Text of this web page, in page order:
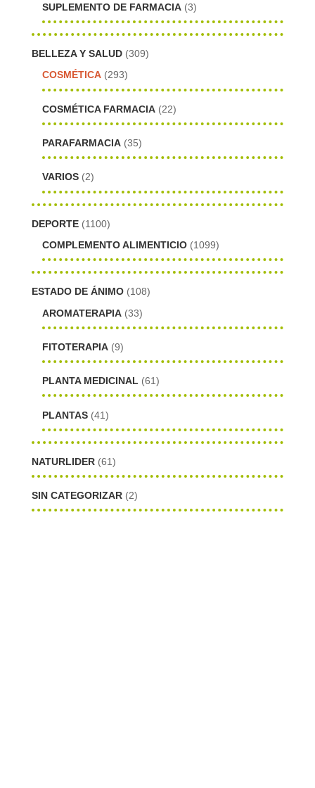
SUPLEMENTO DE FARMACIA (3)
BELLEZA Y SALUD (309)
COSMÉTICA (293)
COSMÉTICA FARMACIA (22)
PARAFARMACIA (35)
VARIOS (2)
DEPORTE (1100)
COMPLEMENTO ALIMENTICIO (1099)
ESTADO DE ÁNIMO (108)
AROMATERAPIA (33)
FITOTERAPIA (9)
PLANTA MEDICINAL (61)
PLANTAS (41)
NATURLIDER (61)
SIN CATEGORIZAR (2)